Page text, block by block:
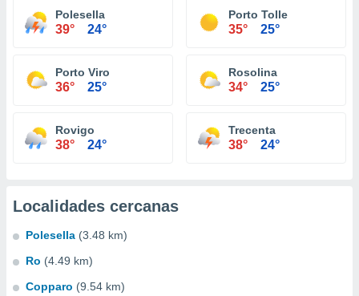
Polesella
39° 24°
Porto Tolle
35° 25°
Porto Viro
36° 25°
Rosolina
34° 25°
Rovigo
38° 24°
Trecenta
38° 24°
Localidades cercanas
Polesella (3.48 km)
Ro (4.49 km)
Copparo (9.54 km)